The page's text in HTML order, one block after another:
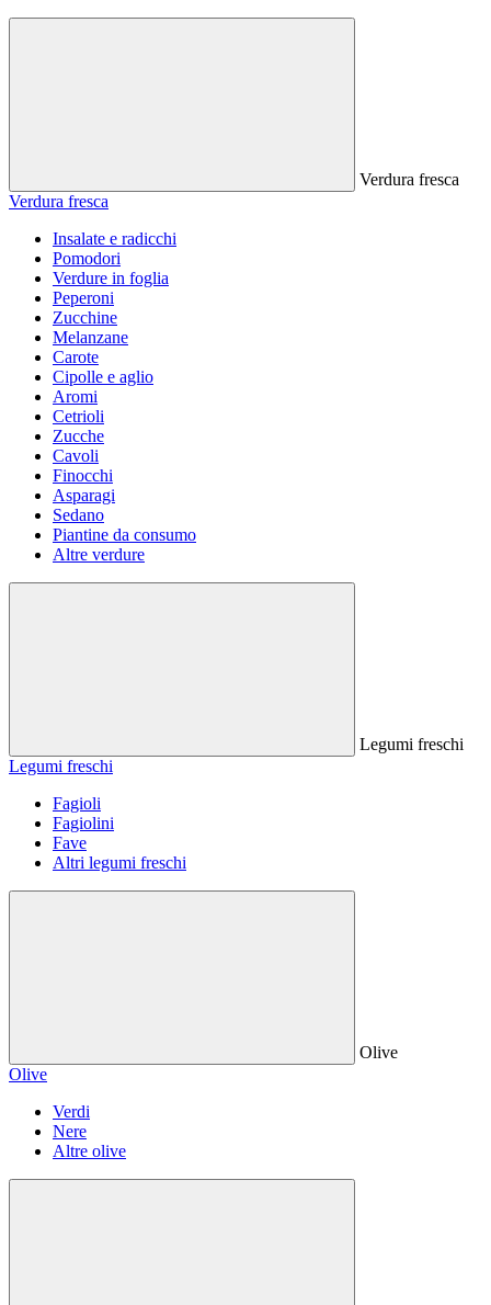
Verdura fresca
Verdura fresca
Insalate e radicchi
Pomodori
Verdure in foglia
Peperoni
Zucchine
Melanzane
Carote
Cipolle e aglio
Aromi
Cetrioli
Zucche
Cavoli
Finocchi
Asparagi
Sedano
Piantine da consumo
Altre verdure
Legumi freschi
Legumi freschi
Fagioli
Fagiolini
Fave
Altri legumi freschi
Olive
Olive
Verdi
Nere
Altre olive